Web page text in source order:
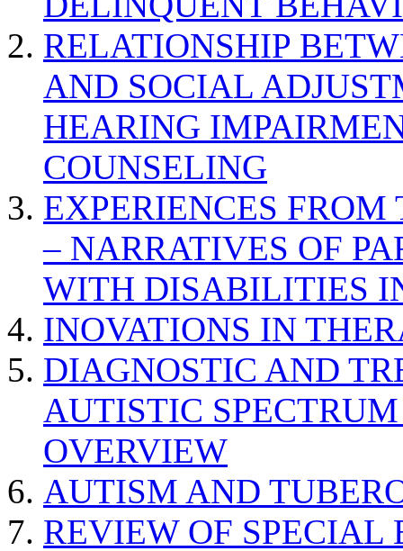
RELATIONSHIP
AND SOCIAL
HEARING
COUNSELING
EXPERIENCES
– NARRATIVES OF
WITH DISABILITIES
INOVATIONS IN
DIAGNOSTIC AND
AUTISTIC
OVERVIEW
AUTISM AND
REVIEW OF SPECIAL